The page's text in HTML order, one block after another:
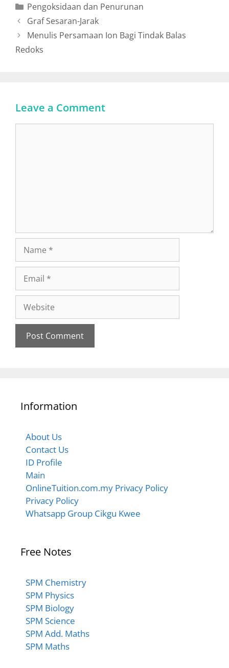
Pengoksidaan dan Penurunan
Graf Sesaran-Jarak
Menulis Persamaan Ion Bagi Tindak Balas
Redoks
Leave a Comment
Information
About Us
Contact Us
ID Profile
Main
OnlineTuition.com.my Privacy Policy
Privacy Policy
Whatsapp Group Cikgu Kwee
Free Notes
SPM Chemistry
SPM Physics
SPM Biology
SPM Science
SPM Add. Maths
SPM Maths